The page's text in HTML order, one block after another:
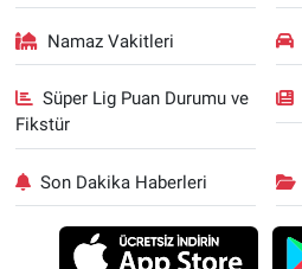
Namaz Vakitleri
Süper Lig Puan Durumu ve
Fikstür
Son Dakika Haberleri